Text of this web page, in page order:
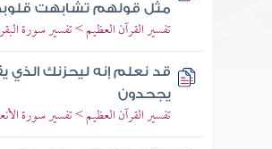
مثل قولهم تشابهت
تفسير القرآن العظيم > تفسير سورة
قد نعلم إنه ليحزنك الذي
يجحدون
تفسير القرآن العظيم > تفسير سورة